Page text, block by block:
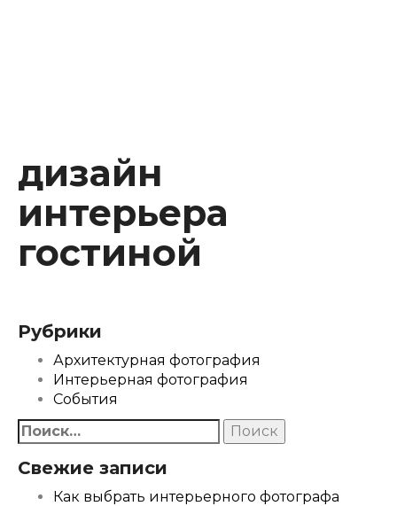
дизайн
интерьера
гостиной
Рубрики
Архитектурная фотография
Интерьерная фотография
События
Найти:
Свежие записи
Как выбрать интерьерного фотографа